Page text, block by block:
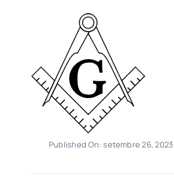
Published On: setembre 26, 2023